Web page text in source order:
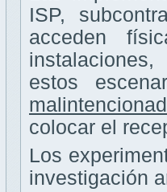
ISP,
acceden
estos
colocar el
Los
investigación